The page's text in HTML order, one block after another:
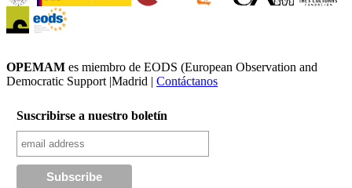
OPEMAM es miembro de EODS (European Observation and
Democratic Support |Madrid | Contáctanos
Suscribirse a nuestro boletín